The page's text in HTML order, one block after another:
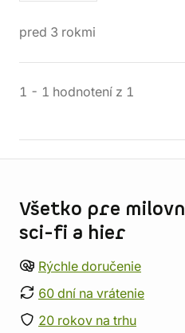
pred 3 rokmi
1 - 1 hodnotení z 1
Všetko pre
sci-fi a hier
Rýchle doručenie
60 dní na vrátenie
20 rokov na trhu